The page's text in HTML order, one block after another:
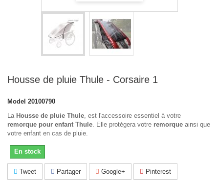
Housse de pluie Thule - Corsaire 1
Model 20100790
La Housse de pluie Thule, est l'accessoire essentiel à votre
remorque pour enfant Thule. Elle protégera votre remorque ainsi que
votre enfant en cas de pluie.
En stock
Tweet Partager Google+ Pinterest